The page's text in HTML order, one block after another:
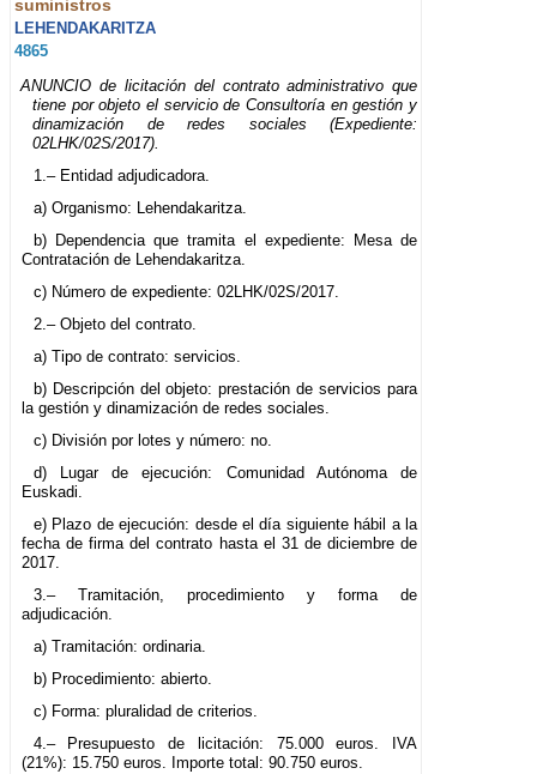
suministros
LEHENDAKARITZA
4865
ANUNCIO de licitación del contrato administrativo que
tiene por objeto el servicio de Consultoría en gestión y
dinamización de redes sociales (Expediente:
02LHK/02S/2017).
1.– Entidad adjudicadora.
a) Organismo: Lehendakaritza.
b) Dependencia que tramita el expediente: Mesa de
Contratación de Lehendakaritza.
c) Número de expediente: 02LHK/02S/2017.
2.– Objeto del contrato.
a) Tipo de contrato: servicios.
b) Descripción del objeto: prestación de servicios para
la gestión y dinamización de redes sociales.
c) División por lotes y número: no.
d) Lugar de ejecución: Comunidad Autónoma de
Euskadi.
e) Plazo de ejecución: desde el día siguiente hábil a la
fecha de firma del contrato hasta el 31 de diciembre de
2017.
3.– Tramitación, procedimiento y forma de
adjudicación.
a) Tramitación: ordinaria.
b) Procedimiento: abierto.
c) Forma: pluralidad de criterios.
4.– Presupuesto de licitación: 75.000 euros. IVA
(21%): 15.750 euros. Importe total: 90.750 euros.